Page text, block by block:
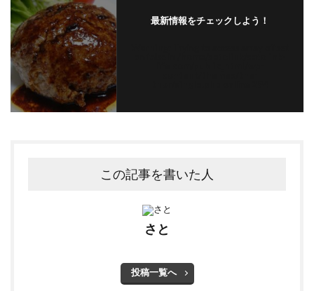
最新情報をチェックしよう！
この記事を書いた人
さと
投稿一覧へ